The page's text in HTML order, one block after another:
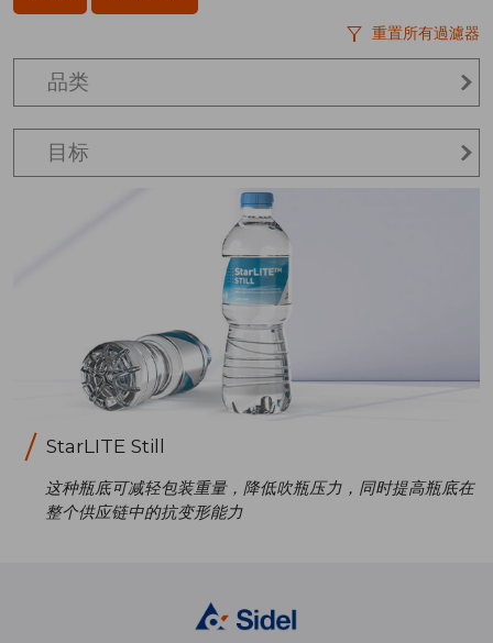
重置所有過濾器
品类
目标
StarLITE Still
这种瓶底可减轻包装重量，降低吹瓶压力，同时提高瓶底在
整个供应链中的抗变形能力